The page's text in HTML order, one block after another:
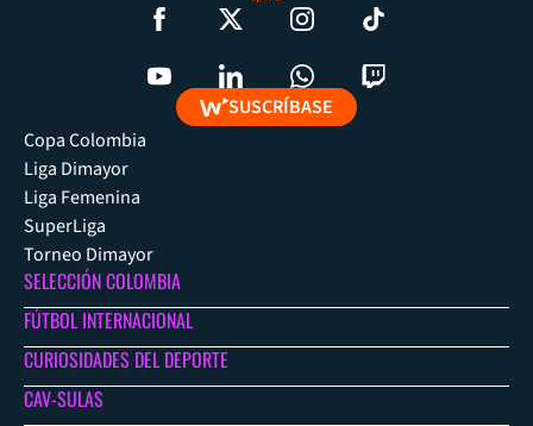
SUSCRÍBASE
Copa Colombia
Liga Dimayor
Liga Femenina
SuperLiga
Torneo Dimayor
SELECCIÓN COLOMBIA
FÚTBOL INTERNACIONAL
CURIOSIDADES DEL DEPORTE
CAV-SULAS